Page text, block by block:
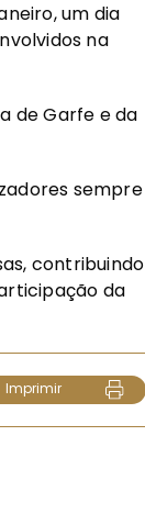
um dia
na
de Garfe e da
sempre
contribuindo
da
Imprimir